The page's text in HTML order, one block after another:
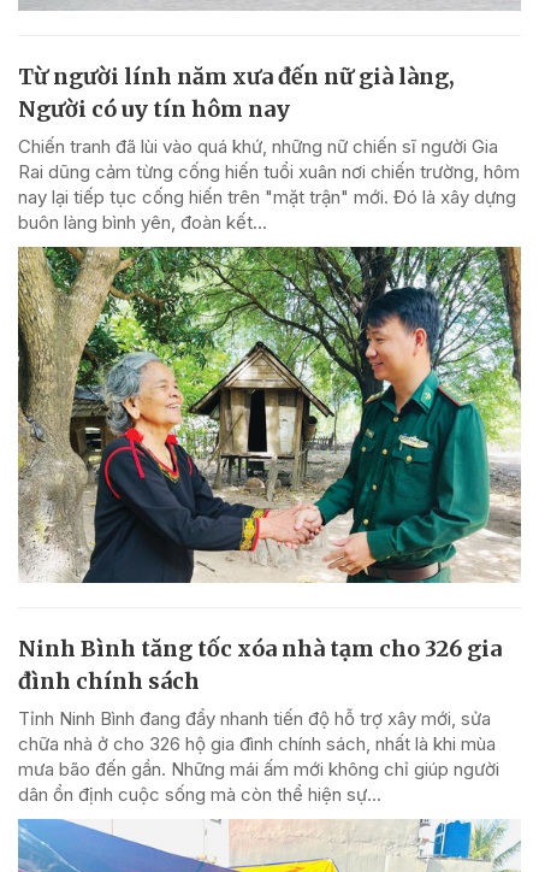
Từ người lính năm xưa đến nữ già làng,
Người có uy tín hôm nay
Chiến tranh đã lùi vào quá khứ, những nữ chiến sĩ người Gia
Rai dũng cảm từng cống hiến tuổi xuân nơi chiến trường, hôm
nay lại tiếp tục cống hiến trên "mặt trận" mới. Đó là xây dựng
buôn làng bình yên, đoàn kết...
Ninh Bình tăng tốc xóa nhà tạm cho 326 gia
đình chính sách
Tỉnh Ninh Bình đang đẩy nhanh tiến độ hỗ trợ xây mới, sửa
chữa nhà ở cho 326 hộ gia đình chính sách, nhất là khi mùa
mưa bão đến gần. Những mái ấm mới không chỉ giúp người
dân ổn định cuộc sống mà còn thể hiện sự...